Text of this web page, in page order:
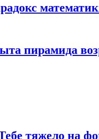
пирамида
тяжело на